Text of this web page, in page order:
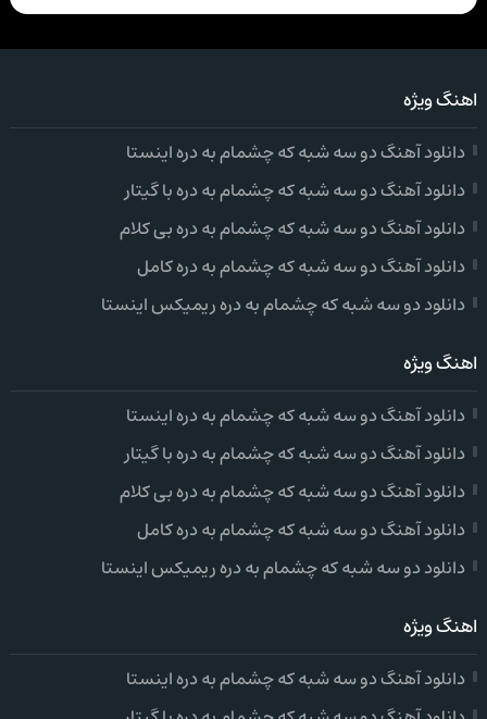
اهنگ ویژه
دانلود آهنگ دو سه شبه که چشمام به دره اینستا
دانلود آهنگ دو سه شبه که چشمام به دره با گیتار
دانلود آهنگ دو سه شبه که چشمام به دره بی کلام
دانلود آهنگ دو سه شبه که چشمام به دره کامل
دانلود دو سه شبه که چشمام به دره ریمیکس اینستا
اهنگ ویژه
دانلود آهنگ دو سه شبه که چشمام به دره اینستا
دانلود آهنگ دو سه شبه که چشمام به دره با گیتار
دانلود آهنگ دو سه شبه که چشمام به دره بی کلام
دانلود آهنگ دو سه شبه که چشمام به دره کامل
دانلود دو سه شبه که چشمام به دره ریمیکس اینستا
اهنگ ویژه
دانلود آهنگ دو سه شبه که چشمام به دره اینستا